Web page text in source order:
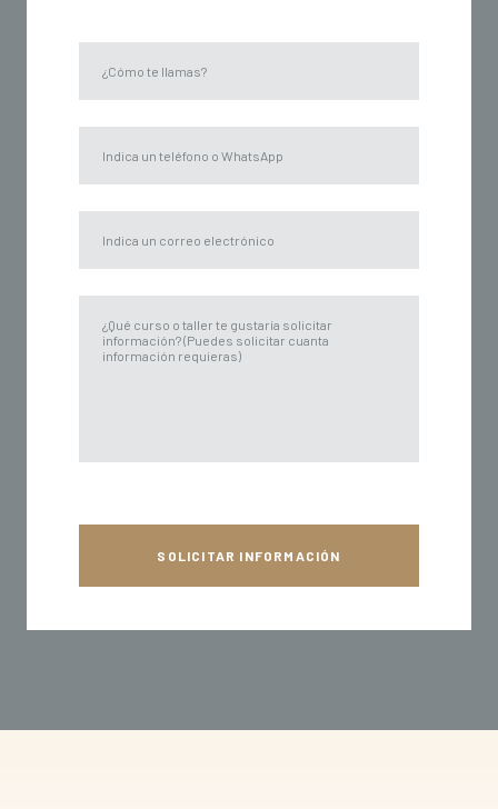
SOLICITAR INFORMACIÓN